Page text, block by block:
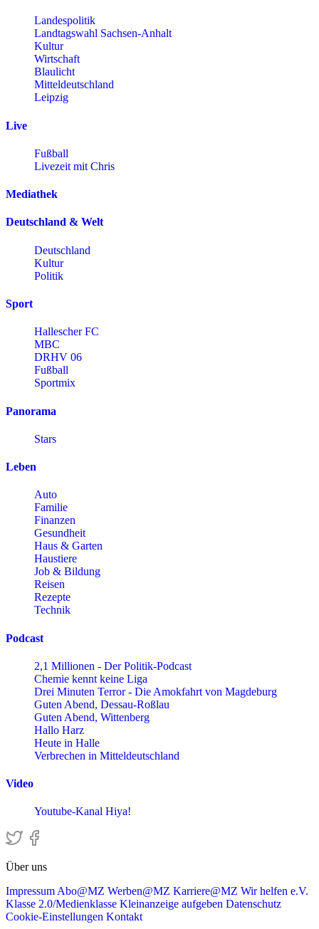
Landespolitik
Landtagswahl Sachsen-Anhalt
Kultur
Wirtschaft
Blaulicht
Mitteldeutschland
Leipzig
Live
Fußball
Livezeit mit Chris
Mediathek
Deutschland & Welt
Deutschland
Kultur
Politik
Sport
Hallescher FC
MBC
DRHV 06
Fußball
Sportmix
Panorama
Stars
Leben
Auto
Familie
Finanzen
Gesundheit
Haus & Garten
Haustiere
Job & Bildung
Reisen
Rezepte
Technik
Podcast
2,1 Millionen - Der Politik-Podcast
Chemie kennt keine Liga
Drei Minuten Terror - Die Amokfahrt von Magdeburg
Guten Abend, Dessau-Roßlau
Guten Abend, Wittenberg
Hallo Harz
Heute in Halle
Verbrechen in Mitteldeutschland
Video
Youtube-Kanal Hiya!
Über uns
Impressum Abo@MZ Werben@MZ Karriere@MZ Wir helfen e.V.
Klasse 2.0/Medienklasse Kleinanzeige aufgeben Datenschutz
Cookie-Einstellungen Kontakt